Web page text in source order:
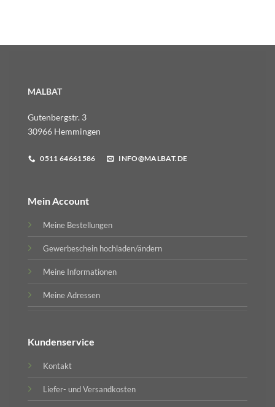
MALBAT
Gutenbergstr. 3
30966 Hemmingen
0511 64661586 INFO@MALBAT.DE
Mein Account
Meine Bestellungen
Gewerbeschein hochladen/ändern
Meine Informationen
Meine Adressen
Kundenservice
Kontakt
Liefer- und Versandkosten